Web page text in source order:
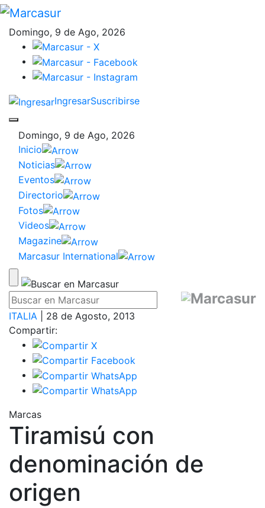
Domingo, 9 de Ago, 2026
IngresarSuscribirse
Domingo, 9 de Ago, 2026
Inicio
Noticias
Eventos
Directorio
Fotos
Videos
Magazine
Marcasur International
ITALIA | 28 de Agosto, 2013
Compartir:
Marcas
Tiramisú con
denominación de
origen